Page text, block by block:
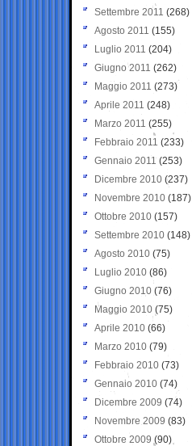
Settembre 2011 (268)
Agosto 2011 (155)
Luglio 2011 (204)
Giugno 2011 (262)
Maggio 2011 (273)
Aprile 2011 (248)
Marzo 2011 (255)
Febbraio 2011 (233)
Gennaio 2011 (253)
Dicembre 2010 (237)
Novembre 2010 (187)
Ottobre 2010 (157)
Settembre 2010 (148)
Agosto 2010 (75)
Luglio 2010 (86)
Giugno 2010 (76)
Maggio 2010 (75)
Aprile 2010 (66)
Marzo 2010 (79)
Febbraio 2010 (73)
Gennaio 2010 (74)
Dicembre 2009 (74)
Novembre 2009 (83)
Ottobre 2009 (90)